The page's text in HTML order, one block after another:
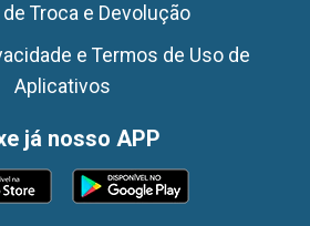
Troca e Devolução
e Termos de Uso de
Aplicativos
já nosso APP